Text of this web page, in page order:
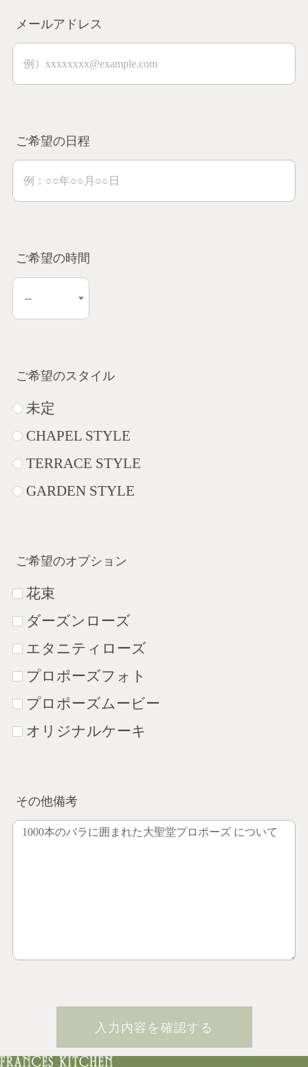
メールアドレス
ご希望の日程
ご希望の時間
ご希望のスタイル
未定
CHAPEL STYLE
TERRACE STYLE
GARDEN STYLE
ご希望のオプション
花束
ダーズンローズ
エタニティローズ
プロポーズフォト
プロポーズムービー
オリジナルケーキ
その他備考